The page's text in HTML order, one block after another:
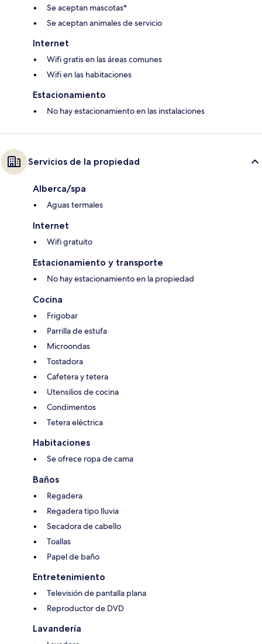
Se aceptan mascotas*
Se aceptan animales de servicio
Internet
Wifi gratis en las áreas comunes
Wifi en las habitaciones
Estacionamiento
No hay estacionamiento en las instalaciones
Servicios de la propiedad
Alberca/spa
Aguas termales
Internet
Wifi gratuito
Estacionamiento y transporte
No hay estacionamiento en la propiedad
Cocina
Frigobar
Parrilla de estufa
Microondas
Tostadora
Cafetera y tetera
Utensilios de cocina
Condimentos
Tetera eléctrica
Habitaciones
Se ofrece ropa de cama
Baños
Regadera
Regadera tipo lluvia
Secadora de cabello
Toallas
Papel de baño
Entretenimiento
Televisión de pantalla plana
Reproductor de DVD
Lavandería